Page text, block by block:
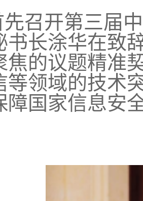
先召开第三届
书长涂华在致
焦的议题精准
等领域的技术
障国家信息安